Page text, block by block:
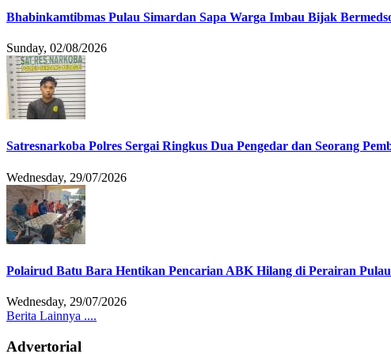
Bhabinkamtibmas Pulau Simardan Sapa Warga Imbau Bijak
Sunday, 02/08/2026
Satresnarkoba Polres Sergai Ringkus Dua Pengedar dan Seorang
Wednesday, 29/07/2026
Polairud Batu Bara Hentikan Pencarian ABK Hilang di Perairan
Wednesday, 29/07/2026
Berita Lainnya ....
Advertorial